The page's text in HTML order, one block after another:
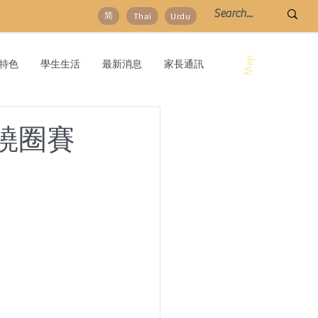
色 學生生活 最新消息 家長通訊 Map
Urdu
Thai
简
圈賽